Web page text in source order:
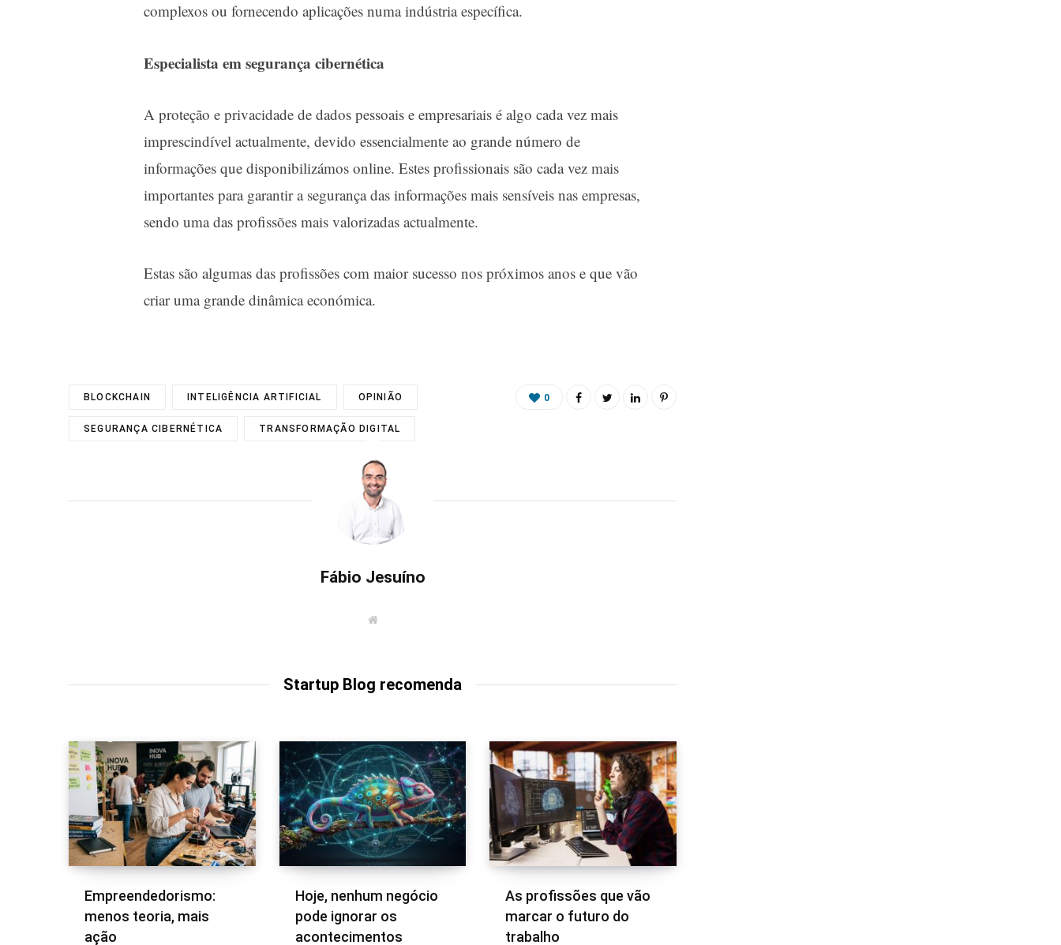
complexos ou fornecendo aplicações numa indústria específica.
Especialista em segurança cibernética
A proteção e privacidade de dados pessoais e empresariais é algo cada vez mais
imprescindível actualmente, devido essencialmente ao grande número de
informações que disponibilizámos online. Estes profissionais são cada vez mais
importantes para garantir a segurança das informações mais sensíveis nas empresas,
sendo uma das profissões mais valorizadas actualmente.
Estas são algumas das profissões com maior sucesso nos próximos anos e que vão
criar uma grande dinâmica económica.
BLOCKCHAIN INTELIGÊNCIA ARTIFICIAL OPINIÃO
SEGURANÇA CIBERNÉTICA TRANSFORMAÇÃO DIGITAL
0
Fábio Jesuíno
W
Startup Blog recomenda
Empreendedorismo:
menos teoria, mais
ação
Hoje, nenhum negócio
pode ignorar os
acontecimentos
As profissões que vão
marcar o futuro do
trabalho